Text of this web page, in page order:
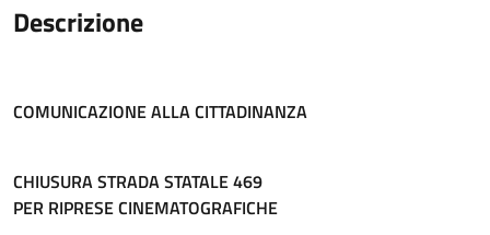
Descrizione
COMUNICAZIONE ALLA CITTADINANZA
CHIUSURA STRADA STATALE 469
PER RIPRESE CINEMATOGRAFICHE